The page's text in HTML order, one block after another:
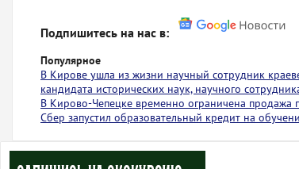
Подпишитесь на нас в:
Популярное
В Кирове ушла из жизни научный сотрудник
кандидата исторических наук, научного
В Кирово-Чепецке временно ограничена продажа
Сбер запустил образовательный кредит на